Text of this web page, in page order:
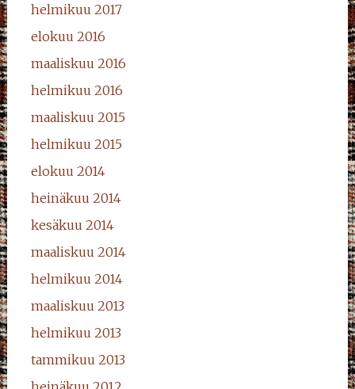
helmikuu 2017
elokuu 2016
maaliskuu 2016
helmikuu 2016
maaliskuu 2015
helmikuu 2015
elokuu 2014
heinäkuu 2014
kesäkuu 2014
maaliskuu 2014
helmikuu 2014
maaliskuu 2013
helmikuu 2013
tammikuu 2013